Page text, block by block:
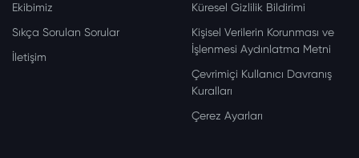
Ekibimiz
Sıkça Sorulan Sorular
İletişim
Küresel Gizlilik Bildirimi
Kişisel Verilerin Korunması ve
İşlenmesi Aydınlatma Metni
Çevrimiçi Kullanıcı Davranış
Kuralları
Çerez Ayarları